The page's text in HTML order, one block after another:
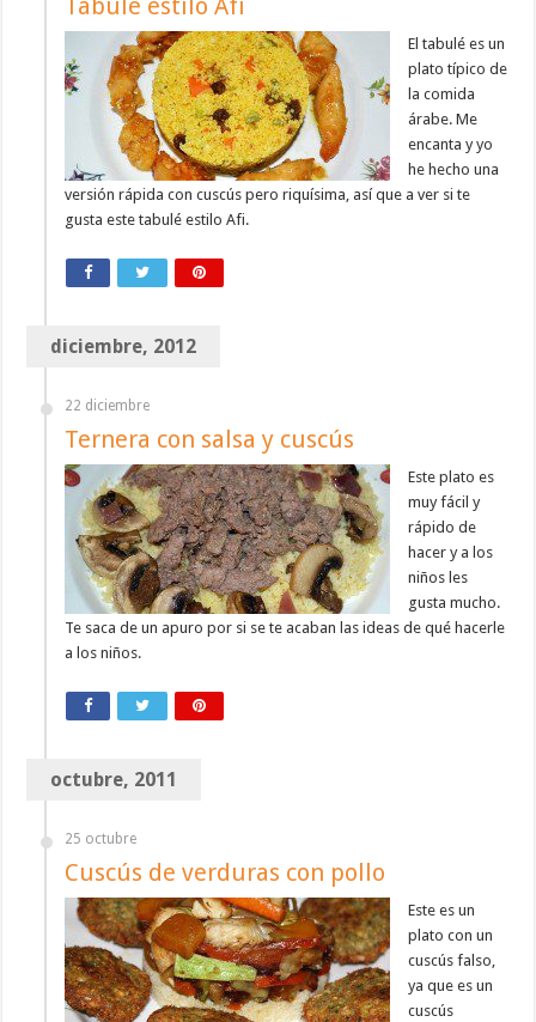
Tabulé estilo Afi
El tabulé es un
plato típico de
la comida
árabe. Me
encanta y yo
he hecho una
versión rápida con cuscús pero riquísima, así que a ver si te
gusta este tabulé estilo Afi.
diciembre, 2012
22 diciembre
Ternera con salsa y cuscús
Este plato es
muy fácil y
rápido de
hacer y a los
niños les
gusta mucho.
Te saca de un apuro por si se te acaban las ideas de qué hacerle
a los niños.
octubre, 2011
25 octubre
Cuscús de verduras con pollo
Este es un
plato con un
cuscús falso,
ya que es un
cuscús